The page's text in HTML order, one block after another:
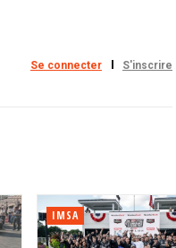
Se connecter S'inscrire
IMSA